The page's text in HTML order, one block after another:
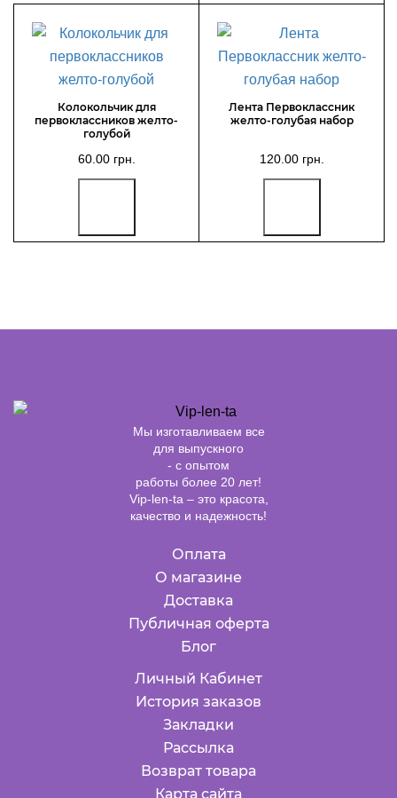
Колокольчик для
первоклассников желто-
голубой
60.00 грн.
Лента Первоклассник
желто-голубая набор
120.00 грн.
Мы изготавливаем все
для выпускного
- с опытом
работы более 20 лет!
Vip-len-ta – это красота,
качество и надежность!
Оплата
О магазине
Доставка
Публичная оферта
Блог
Личный Кабинет
История заказов
Закладки
Рассылка
Возврат товара
Карта сайта